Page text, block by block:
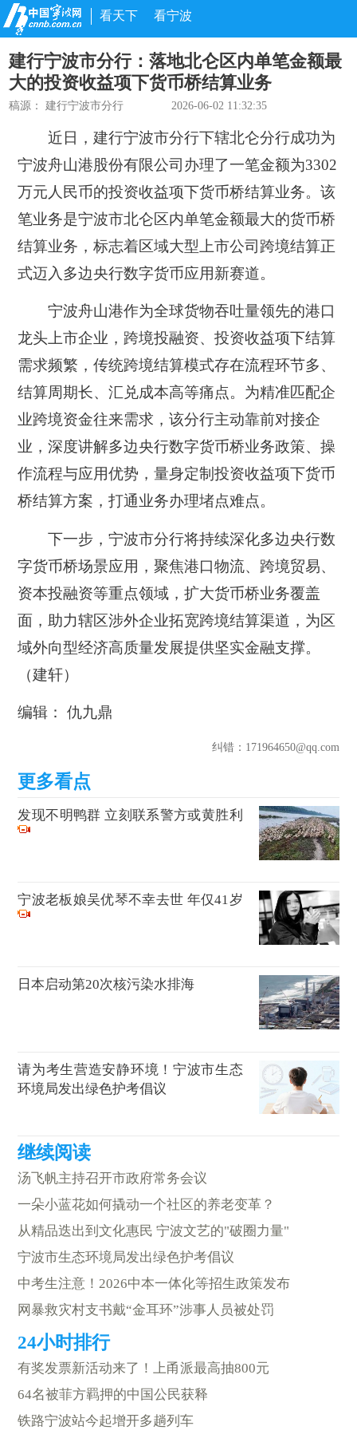
看天下 看宁波
建行宁波市分行：落地北仑区内单笔金额最
大的投资收益项下货币桥结算业务
稿源： 建行宁波市分行 2026-06-02 11:32:35
近日，建行宁波市分行下辖北仑分行成功为
宁波舟山港股份有限公司办理了一笔金额为3302
万元人民币的投资收益项下货币桥结算业务。该
笔业务是宁波市北仑区内单笔金额最大的货币桥
结算业务，标志着区域大型上市公司跨境结算正
式迈入多边央行数字货币应用新赛道。
宁波舟山港作为全球货物吞吐量领先的港口
龙头上市企业，跨境投融资、投资收益项下结算
需求频繁，传统跨境结算模式存在流程环节多、
结算周期长、汇兑成本高等痛点。为精准匹配企
业跨境资金往来需求，该分行主动靠前对接企
业，深度讲解多边央行数字货币桥业务政策、操
作流程与应用优势，量身定制投资收益项下货币
桥结算方案，打通业务办理堵点难点。
下一步，宁波市分行将持续深化多边央行数
字货币桥场景应用，聚焦港口物流、跨境贸易、
资本投融资等重点领域，扩大货币桥业务覆盖
面，助力辖区涉外企业拓宽跨境结算渠道，为区
域外向型经济高质量发展提供坚实金融支撑。
（建轩）
编辑： 仇九鼎
纠错：171964650@qq.com
发现不明鸭群 立刻联系警方或黄胜利
宁波老板娘吴优琴不幸去世 年仅41岁
日本启动第20次核污染水排海
请为考生营造安静环境！宁波市生态
环境局发出绿色护考倡议
汤飞帆主持召开市政府常务会议
一朵小蓝花如何撬动一个社区的养老变革？
从精品迭出到文化惠民 宁波文艺的"破圈力量"
宁波市生态环境局发出绿色护考倡议
中考生注意！2026中本一体化等招生政策发布
网暴救灾村支书戴“金耳环”涉事人员被处罚
有奖发票新活动来了！上甬派最高抽800元
64名被菲方羁押的中国公民获释
铁路宁波站今起增开多趟列车